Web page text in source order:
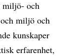
miljö- och
miljö och
kunskaper
erfarenhet,